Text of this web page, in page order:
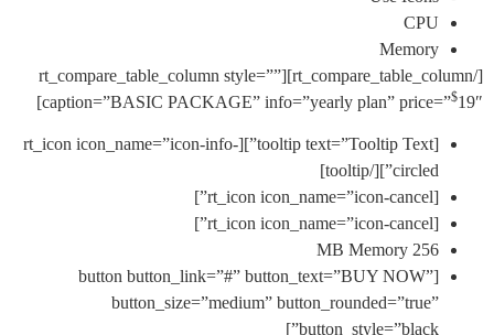
[/rt_compare_table_column][rt_compare_table_column style=””
caption=”BASIC PACKAGE” info=”yearly plan”
[tooltip text=”Tooltip Text”][rt_icon icon_name=”icon-info-
[button button_link=”#” button_text=”BUY NOW”
button_size=”medium”